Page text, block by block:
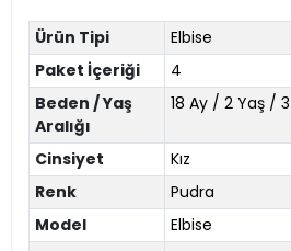
Ürün Tipi
Elbise
Paket İçeriği
4
Beden / Yaş
Aralığı
18 Ay / 2 Yaş /
Cinsiyet
Kız
Renk
Pudra
Model
Elbise